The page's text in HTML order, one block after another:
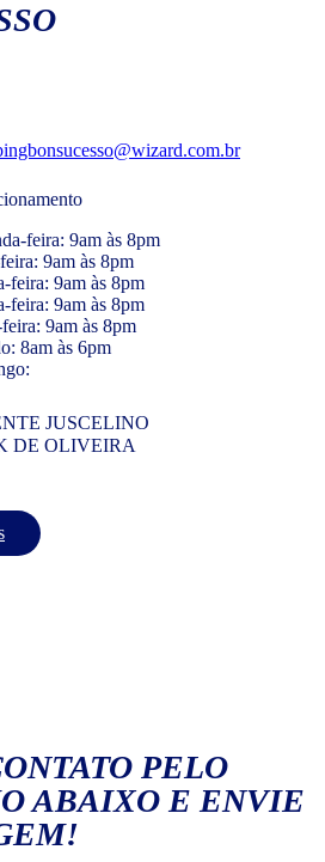
feira: 9am às 8pm
9am às 8pm
feira: 9am às 8pm
feira: 9am às 8pm
9am às 8pm
8am às 6pm
JUSCELINO
DE OLIVEIRA
PELO
ABAIXO E ENVIE